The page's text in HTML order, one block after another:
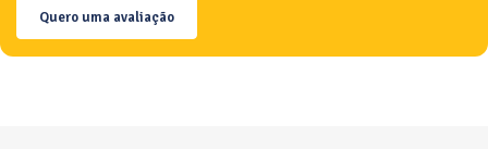
Quero uma avaliação